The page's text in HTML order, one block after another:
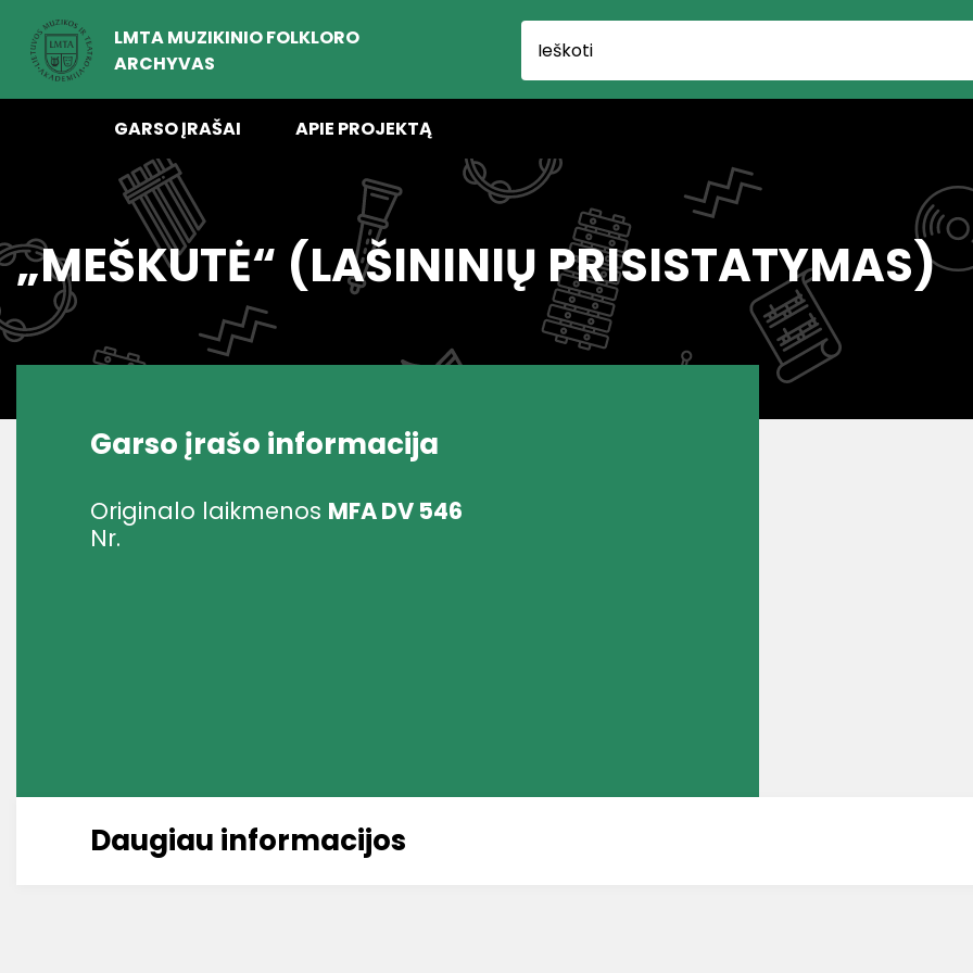
LMTA MUZIKINIO FOLKLORO
ARCHYVAS
GARSO ĮRAŠAI APIE PROJEKTĄ
„MEŠKUTĖ“ (LAŠININIŲ PRISISTATYMAS)
Garso įrašo informacija
Originalo laikmenos
Nr.
MFA DV 546
Daugiau informacijos